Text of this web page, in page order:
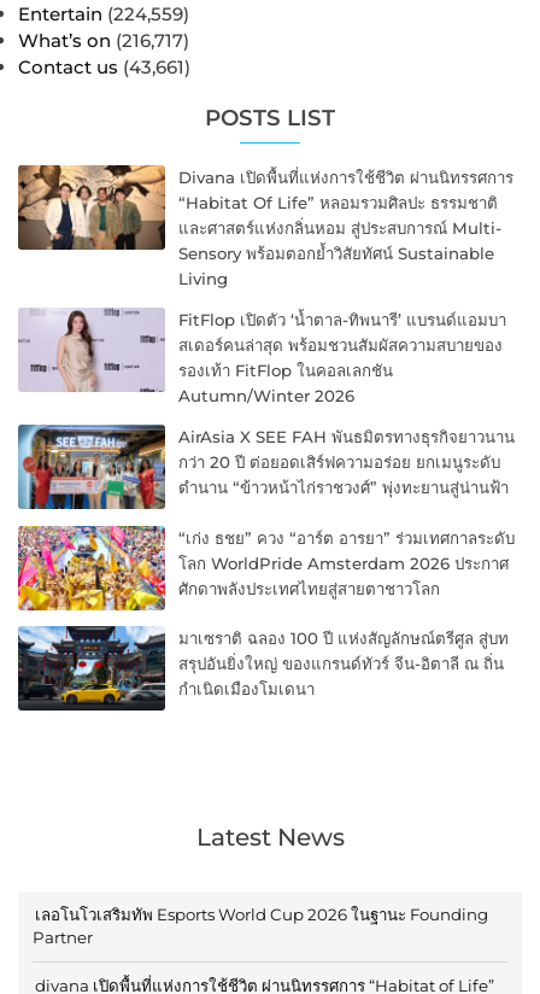
Entertain (224,559)
What’s on (216,717)
Contact us (43,661)
POSTS LIST
Divana เปิดพื้นที่แห่งการใช้ชีวิต ผ่านนิทรรศการ
“Habitat Of Life” หลอมรวมศิลปะ ธรรมชาติ
และศาสตร์แห่งกลิ่นหอม สู่ประสบการณ์ Multi-
Sensory พร้อมตอกย้ำวิสัยทัศน์ Sustainable
Living
FitFlop เปิดตัว ‘น้ำตาล-ทิพนารี’ แบรนด์แอมบา
สเดอร์คนล่าสุด พร้อมชวนสัมผัสความสบายของ
รองเท้า FitFlop ในคอลเลกชัน
Autumn/Winter 2026
AirAsia X SEE FAH พันธมิตรทางธุรกิจยาวนาน
กว่า 20 ปี ต่อยอดเสิร์ฟความอร่อย ยกเมนูระดับ
ตำนาน “ข้าวหน้าไก่ราชวงศ์” พุ่งทะยานสู่น่านฟ้า
“เก่ง ธชย” ควง “อาร์ต อารยา” ร่วมเทศกาลระดับ
โลก WorldPride Amsterdam 2026 ประกาศ
ศักดาพลังประเทศไทยสู่สายตาชาวโลก
มาเซราติ ฉลอง 100 ปี แห่งสัญลักษณ์ตรีศูล สู่บท
สรุปอันยิ่งใหญ่ ของแกรนด์ทัวร์ จีน-อิตาลี ณ ถิ่น
กำเนิดเมืองโมเดนา
Latest News
เลอโนโวเสริมทัพ Esports World Cup 2026 ในฐานะ Founding
Partner
divana เปิดพื้นที่แห่งการใช้ชีวิต ผ่านนิทรรศการ “Habitat of Life”